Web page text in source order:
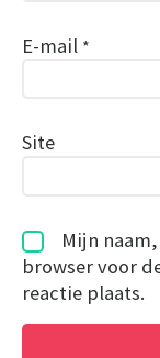
E-mail *
Site
Mijn
browser voor
reactie plaats.